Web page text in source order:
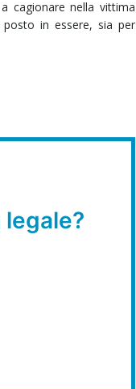
cagionare nella vittima
in essere, sia per